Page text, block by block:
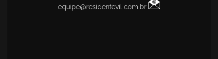
equipe@residentevil.com.br